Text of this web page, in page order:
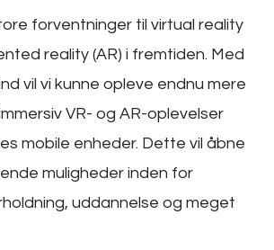
forventninger til virtual reality
reality (AR) i fremtiden. Med
vil vi kunne opleve endnu mere
VR- og AR-oplevelser
mobile enheder. Dette vil åbne
muligheder inden for
uddannelse og meget